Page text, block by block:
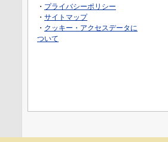
・ プライバシーポリシー
・ サイトマップ
・ クッキー・アクセスデータに
ついて